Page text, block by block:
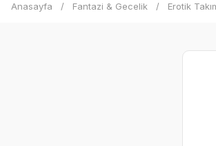
Anasayfa Fantazi & Gecelik Erotik